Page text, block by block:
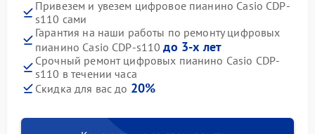
Привезем и увезем цифровое пианино Casio CDP-
s110 сами
Гарантия на наши работы по ремонту цифровых
пианино Casio CDP-s110до 3-х лет
Срочный ремонт цифровых пианино Casio CDP-
s110 в течении часа
Скидка для вас до 20%